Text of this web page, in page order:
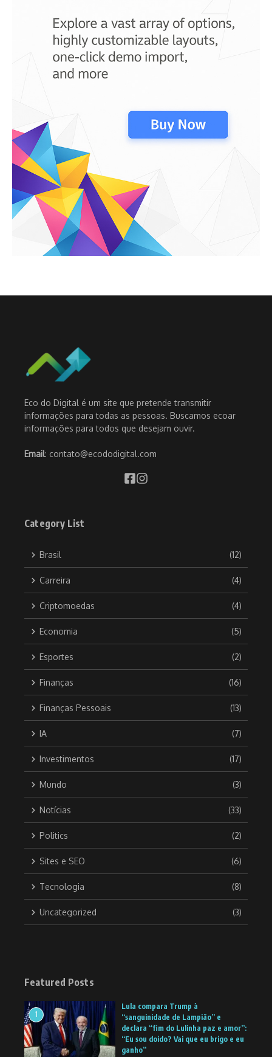
Eco do Digital é um site que pretende transmitir
informações para todas as pessoas. Buscamos ecoar
informações para todos que desejam ouvir.
Email: contato@ecododigital.com
Category List
Brasil (12)
Carreira (4)
Criptomoedas (4)
Economia (5)
Esportes (2)
Finanças (16)
Finanças Pessoais (13)
IA (7)
Investimentos (17)
Mundo (3)
Notícias (33)
Politics (2)
Sites e SEO (6)
Tecnologia (8)
Uncategorized (3)
Featured Posts
1
Lula compara Trump à
“sanguinidade de Lampião” e
declara “fim do Lulinha paz e amor”:
“Eu sou doido? Vai que eu brigo e eu
ganho”